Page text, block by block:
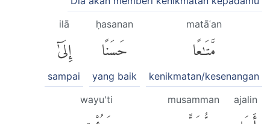
matāʿan
مَّتَٰعًا
kenikmatan/kesenangan
ḥasanan
حَسَنًا
yang baik
ilā
إِلَىٰٓ
sampai
ajalin
musamman
wayu'ti